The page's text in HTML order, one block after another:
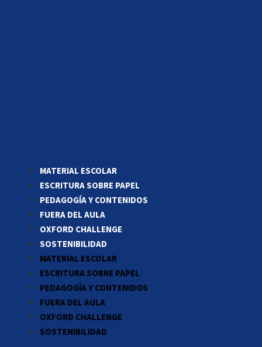
MATERIAL ESCOLAR
ESCRITURA SOBRE PAPEL
PEDAGOGÍA Y CONTENIDOS
FUERA DEL AULA
OXFORD CHALLENGE
SOSTENIBILIDAD
MATERIAL ESCOLAR
ESCRITURA SOBRE PAPEL
PEDAGOGÍA Y CONTENIDOS
FUERA DEL AULA
OXFORD CHALLENGE
SOSTENIBILIDAD